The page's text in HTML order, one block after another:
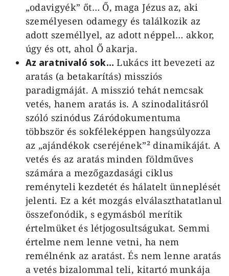
„odavigyék” őt… Ő, maga Jézus az, aki
személyesen odamegy és találkozik az
adott személlyel, az adott néppel… akkor,
úgy és ott, ahol Ő akarja.
Az aratnivaló sok… Lukács itt bevezeti az
aratás (a betakarítás) missziós
paradigmáját. A misszió tehát nemcsak
vetés, hanem aratás is. A szinodalitásról
szóló szinódus Záródokumentuma
többször és sokféleképpen hangsúlyozza
az „ajándékok cseréjének”² dinamikáját. A
vetés és az aratás minden földműves
számára a mezőgazdasági ciklus
reményteli kezdetét és hálatelt ünneplését
jelenti. Ez a két mozgás elválaszthatatlanul
összefonódik, s egymásból merítik
értelmüket és létjogosultságukat. Semmi
értelme nem lenne vetni, ha nem
remélnénk az aratást. És nem lenne aratás
a vetés bizalommal teli, kitartó munkája